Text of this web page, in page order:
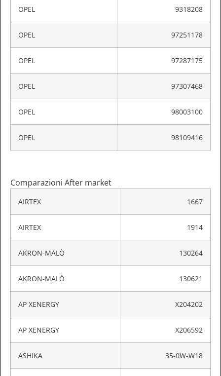
OPEL 9318208
OPEL 97251178
OPEL 97287175
OPEL 97307468
OPEL 98003100
OPEL 98109416
Comparazioni After market
AIRTEX 1667
AIRTEX 1914
AKRON-MALÒ 130264
AKRON-MALÒ 130621
AP XENERGY X204202
AP XENERGY X206592
ASHIKA 35-0W-W18